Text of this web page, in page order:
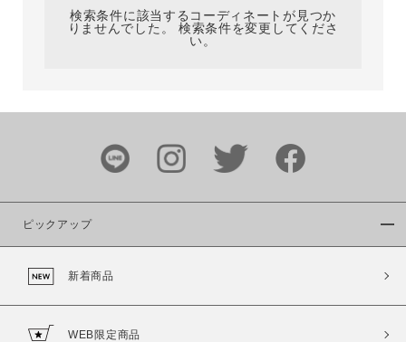
ブランド
カラー
検索条件に該当するコーディネートが見つか
りませんでした。 検索条件を変更してくださ
い。
ピックアップ
新着商品
WEB限定商品